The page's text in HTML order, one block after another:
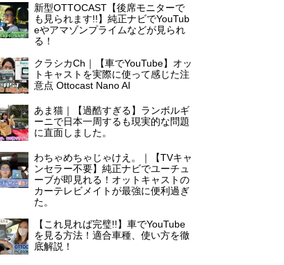
新型OTTOCAST【後席モニターで
も見られます!!】純正ナビでYouTub
eやアマゾンプライムなどが見られ
る！
クラシカCh｜【車でYouTube】オッ
トキャストを実際に使って感じた注
意点 Ottocast Nano AI
あま猫｜【過酷すぎる】ランボルギ
ーニで日本一周するも現実的な問題
に直面しました。
わちゃめちゃじゃけえ。｜【TVキャ
ンセラー不要】純正ナビでユーチュ
ーブが即見れる！オットキャストの
カーテレビメイトが最強に便利過ぎ
た。
【これ見れば完璧!!】車でYouTube
を見る方法！適合車種、使い方を徹
底解説！